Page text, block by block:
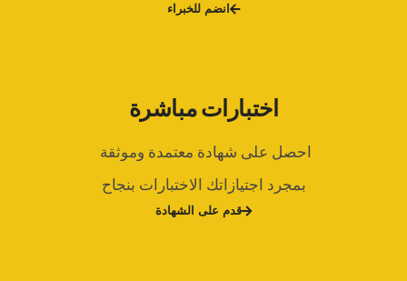
انضم للخبراء
اختبارات مباشرة
احصل على شهادة معتمدة وموثقة
بمجرد اجتيازاتك الاختبارات بنجاح
قدم على الشهادة